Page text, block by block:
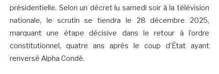
présidentielle. Selon un décret lu samedi soir à la télévision
nationale, le scrutin se tiendra le 28 décembre 2025,
marquant une étape décisive dans le retour à l’ordre
constitutionnel, quatre ans après le coup d’État ayant
renversé Alpha Condé.